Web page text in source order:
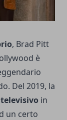
, Brad Pitt
è
Del 2019, la
in
un certo